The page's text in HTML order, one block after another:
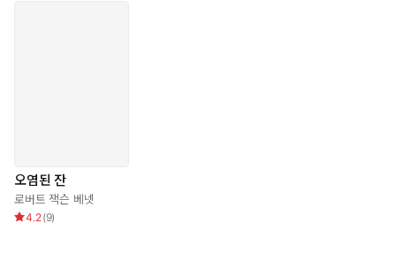
『오염된 잔』은 다양한 작품으로부터 영감을 받았는데, 그중 ‘초민
감자(HSP)’로서 밖으로 나서지 않고, 집 안에서도 눈을 가리고 생활
하는 은둔형 천재 탐정 캐릭터인 주인공 아나는 안락의자 탐정의 대
오염된 잔
로버트 잭슨 베넷
4.2(9)